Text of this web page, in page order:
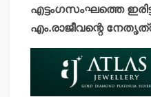
എട്ടംഗസംഘത്തെ
എം.രാജീവന്റെ